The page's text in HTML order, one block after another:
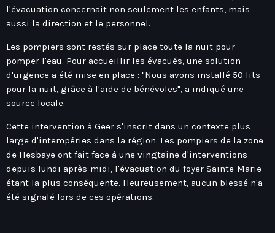
Île-De-France
La Réunion
Normandie
Nouvelle-Aquitaine
Occitanie
l'évacuation concernait non seulement les enfants, mais
aussi la direction et le personnel.
Les pompiers sont restés sur place toute la nuit pour
pomper l'eau. Pour accueillir les évacués, une solution
d'urgence a été mise en place : "Nous avons installé 50 lits
pour la nuit, grâce à l'aide de bénévoles", a indiqué une
source locale.
Cette intervention à Geer s'inscrit dans un contexte plus
large d'intempéries dans la région. Les pompiers de la zone
de Hesbaye ont fait face à une vingtaine d'interventions
depuis lundi après-midi, l'évacuation du foyer Sainte-Marie
étant la plus conséquente. Heureusement, aucun blessé n'a
été signalé lors de ces opérations.